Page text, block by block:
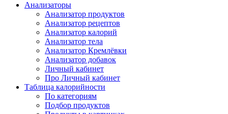
Анализаторы
Анализатор продуктов
Анализатор рецептов
Анализатор калорий
Анализатор тела
Анализатор Кремлёвки
Анализатор добавок
Личный кабинет
Про Личный кабинет
Таблица калорийности
По категориям
Подбор продуктов